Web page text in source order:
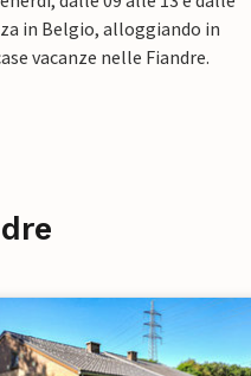
in Belgio, alloggiando in
vacanze nelle Fiandre.